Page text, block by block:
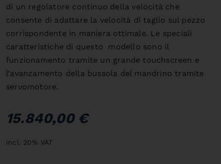
di un regolatore continuo della velocità che
consente di adattare la velocità di taglio sul pezzo
corrispondente in maniera ottimale. Le speciali
caratteristiche di questo modello sono il
funzionamento tramite un grande touchscreen e
l‘avanzamento della bussola del mandrino tramite
servomotore.
15.840,00 €
incl. 20% VAT